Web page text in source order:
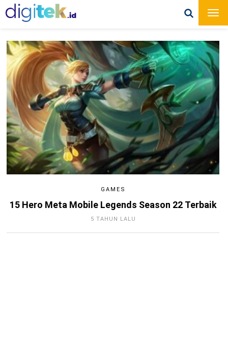
GAMES
15 Hero Meta Mobile Legends Season 22 Terbaik
5 TAHUN LALU